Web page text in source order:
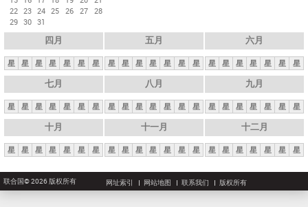
22 23 24 25 26 27 28
29 30 31
四月
星 星 星 星 星 星 星
五月
星 星 星 星 星 星 星
六月
星 星 星 星 星 星 星
七月
星 星 星 星 星 星 星
八月
星 星 星 星 星 星 星
九月
星 星 星 星 星 星 星
十月
星 星 星 星 星 星 星
十一月
星 星 星 星 星 星 星
十二月
星 星 星 星 星 星 星
联合国© 2026 版权所有 网址索引 网站地图 联系我们 版权所有